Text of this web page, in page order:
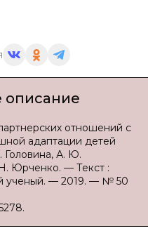
описание
отношений с
адаптации детей
Головина, А. Ю.
Юрченко. — Текст :
ученый. — 2019. — № 50